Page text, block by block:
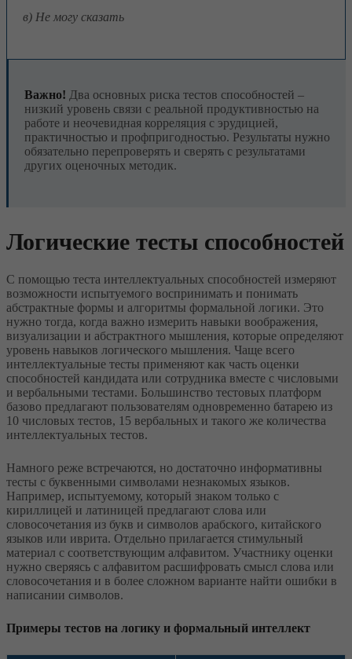
в) Не могу сказать
Важно! Два основных риска тестов способностей –
низкий уровень связи с реальной продуктивностью на
работе и неочевидная корреляция с эрудицией,
практичностью и профпригодностью. Результаты нужно
обязательно перепроверять и сверять с результатами
других оценочных методик.
Логические тесты способностей
С помощью теста интеллектуальных способностей измеряют
возможности испытуемого воспринимать и понимать
абстрактные формы и алгоритмы формальной логики. Это
нужно тогда, когда важно измерить навыки воображения,
визуализации и абстрактного мышления, которые определяют
уровень навыков логического мышления. Чаще всего
интеллектуальные тесты применяют как часть оценки
способностей кандидата или сотрудника вместе с числовыми
и вербальными тестами. Большинство тестовых платформ
базово предлагают пользователям одновременно батарею из
10 числовых тестов, 15 вербальных и такого же количества
интеллектуальных тестов.
Намного реже встречаются, но достаточно информативны
тесты с буквенными символами незнакомых языков.
Например, испытуемому, который знаком только с
кириллицей и латиницей предлагают слова или
словосочетания из букв и символов арабского, китайского
языков или иврита. Отдельно прилагается стимульный
материал с соответствующим алфавитом. Участнику оценки
нужно сверяясь с алфавитом расшифровать смысл слова или
словосочетания и в более сложном варианте найти ошибки в
написании символов.
Примеры тестов на логику и формальный интеллект